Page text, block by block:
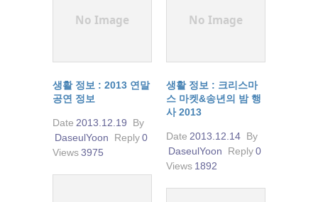
No Image
생활 정보 : 2013 연말
공연 정보
Date 2013.12.19
By
DaseulYoon
Reply0
Views3975
No Image
생활 정보 : 크리스마
스 마켓&송년의 밤 행
사 2013
Date 2013.12.14 By
DaseulYoon
Reply0
Views 1892